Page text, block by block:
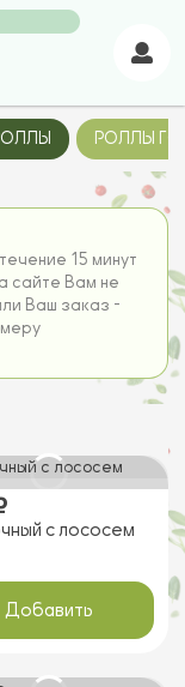
РОЛЛЫ
15 минут
сайте Вам не
Ваш заказ -
с лососем
Добавить